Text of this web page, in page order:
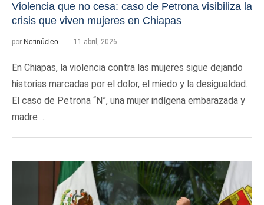
Violencia que no cesa: caso de Petrona visibiliza la
crisis que viven mujeres en Chiapas
por Notinúcleo 11 abril, 2026
En Chiapas, la violencia contra las mujeres sigue dejando
historias marcadas por el dolor, el miedo y la desigualdad.
El caso de Petrona “N”, una mujer indígena embarazada y
madre …